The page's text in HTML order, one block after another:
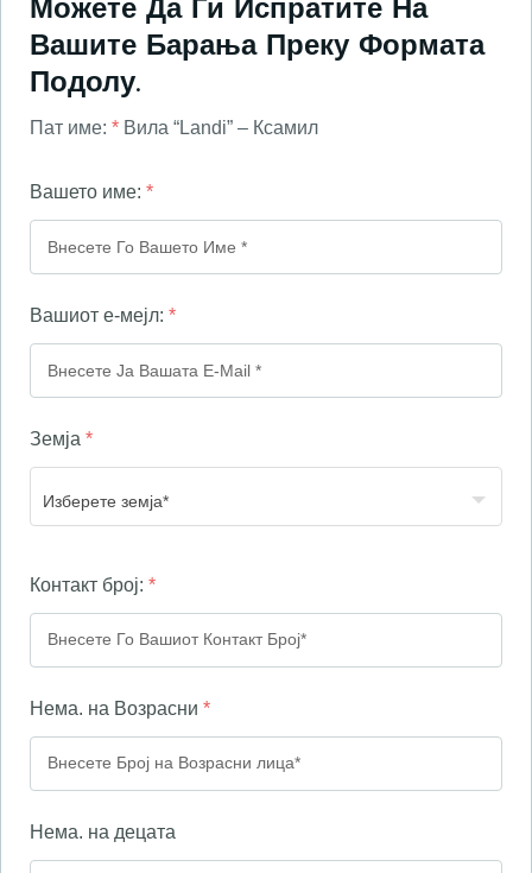
Вашите Барања Преку Формата
Подолу.
Пат име: * Вила “Landi” – Ксамил
Вашето име: *
Вашиот е-мејл: *
Земја *
Контакт број: *
Нема. на Возрасни *
Нема. на децата